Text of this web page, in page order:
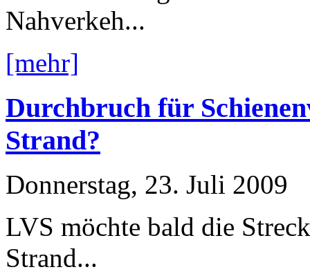
Nahverkeh...
[mehr]
Durchbruch für
Strand?
Donnerstag, 23. Juli 2009
LVS möchte bald die
Strand...